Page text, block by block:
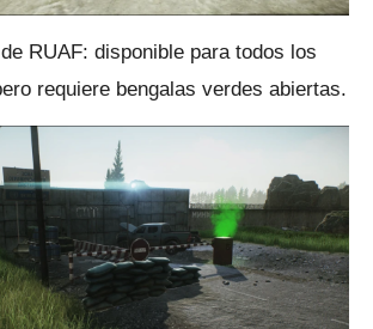
RUAF: disponible para todos los
requiere bengalas verdes abiertas.